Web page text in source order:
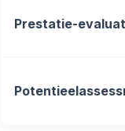
Prestatie-